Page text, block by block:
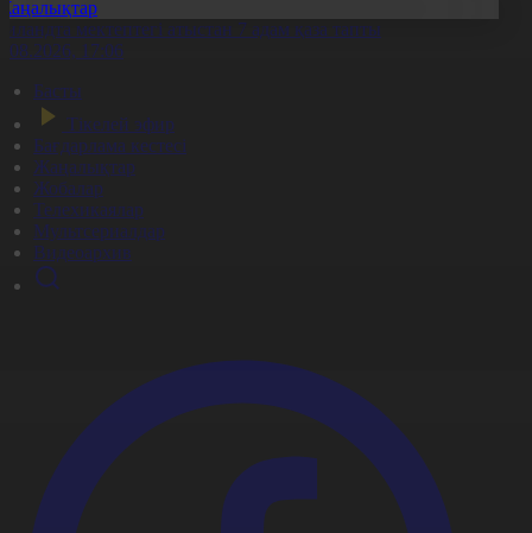
мектептегі атыстан 7 адам қаза тапты
17:06
Басты
Тікелей эфир
Бағдарлама кестесі
Жаңалықтар
Жобалар
Телехикаялар
Мультсериалдар
Видеоархив